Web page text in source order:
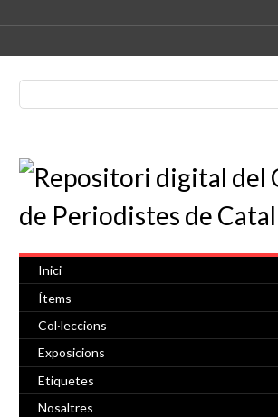
Inici
Ítems
Col·leccions
Exposicions
Etiquetes
Nosaltres